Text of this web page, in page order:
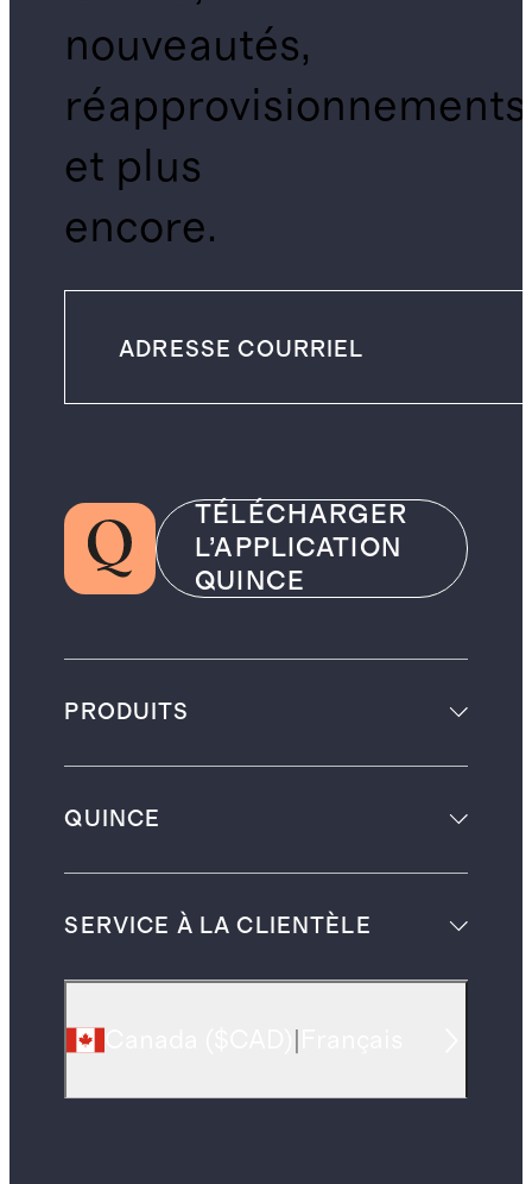
nouveautés,
réapprovisionnements
et plus
encore.
TÉLÉCHARGER
L’APPLICATION
QUINCE
PRODUITS
QUINCE
SERVICE À LA CLIENTÈLE